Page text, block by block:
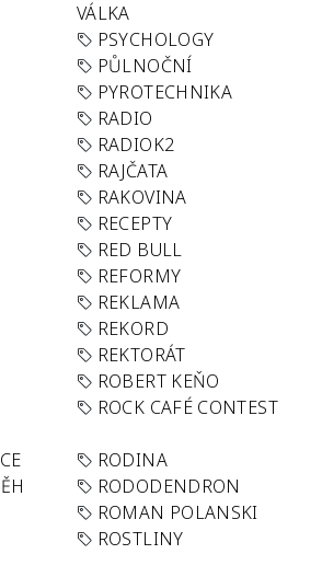
VÁLKA
PSYCHOLOGY
PŮLNOČNÍ
PYROTECHNIKA
RADIO
RADIOK2
RAJČATA
RAKOVINA
RECEPTY
RED BULL
REFORMY
REKLAMA
REKORD
REKTORÁT
ROBERT KEŇO
ROCK CAFÉ CONTEST
RODINA
RODODENDRON
ROMAN POLANSKI
ROSTLINY